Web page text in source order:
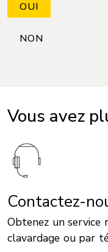
Vous avez
Contactez-
Obtenez un service
clavardage ou par